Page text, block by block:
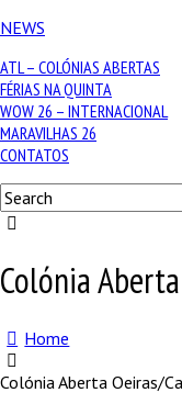
NEWS
ATL – COLÓNIAS ABERTAS
FÉRIAS NA QUINTA
WOW 26 – INTERNACIONAL
MARAVILHAS 26
CONTATOS
Colónia
Home
Colónia Aberta Oeiras/